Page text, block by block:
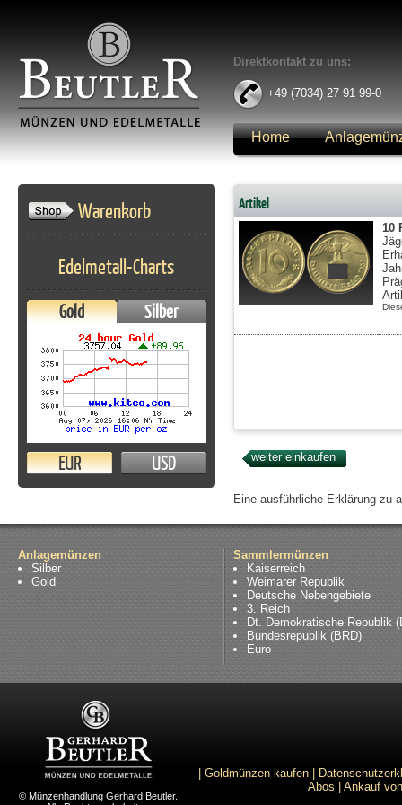
Direktkontakt zu uns:
+49 (7034) 27 91 99-0
Home
Warenkorb
Edelmetall-Charts
Gold Silber
EUR USD
Artikel
10
Eine ausführliche Erklärung zu
Anlagemünzen
Silber
Gold
Sammlermünzen
Kaiserreich
Weimarer Republik
Deutsche Nebengebiete
3. Reich
Dt. Demokratische Republik
Bundesrepublik (BRD)
Euro
© Münzenhandlung Gerhard Beutler.
Goldmünzen kaufen
Abos
Ankauf